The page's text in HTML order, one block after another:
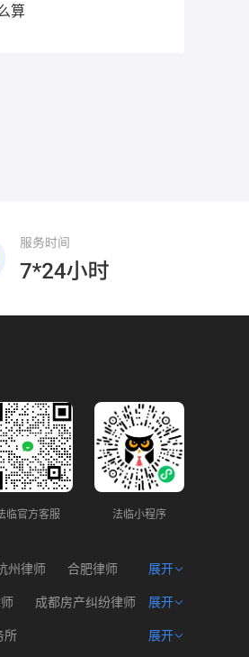
算
临官方客服 法临小程序
州律师
合肥律师
展开
成都房产纠纷律师
展开
所
展开